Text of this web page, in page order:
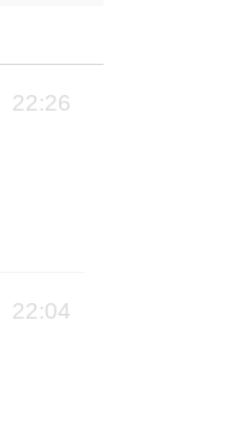
22:26
22:04